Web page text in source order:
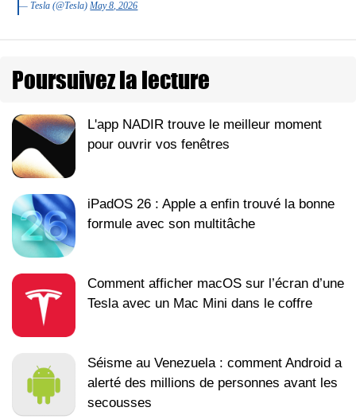
— Tesla (@Tesla) May 8, 2026
Poursuivez la lecture
L'app NADIR trouve le meilleur moment
pour ouvrir vos fenêtres
iPadOS 26 : Apple a enfin trouvé la bonne
formule avec son multitâche
Comment afficher macOS sur l’écran d’une
Tesla avec un Mac Mini dans le coffre
Séisme au Venezuela : comment Android a
alerté des millions de personnes avant les
secousses